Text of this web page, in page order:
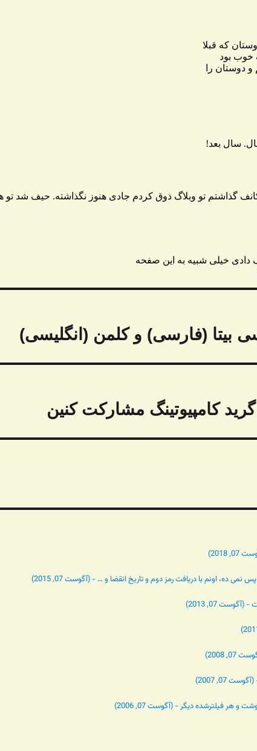
بیتا (فارسی) و کلمن (انگلیسی)
کامپیوتینگ مشارکت کنین
2018)
ده، اونم با دریافت رمز دوم و تاریخ انقضا و … - (آگوست 07, 2015)
07, 2013)
2008)
07, 2007)
و هر فیلترشده دیگر - (آگوست 07, 2006)